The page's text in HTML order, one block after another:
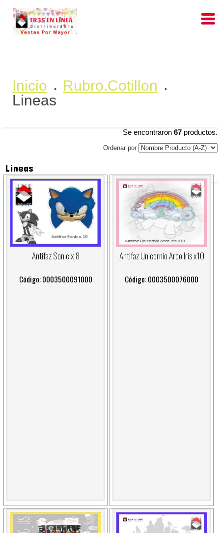
Inicio > Rubro.Cotillon >
Lineas
Se encontraron 67 productos.
Ordenar por
Lineas
Antifaz Sonic x 8
Código: 0003500091000
Antifaz Unicornio Arco Iris x10
Código: 0003500076000